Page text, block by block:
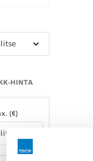
HINTA
(€)